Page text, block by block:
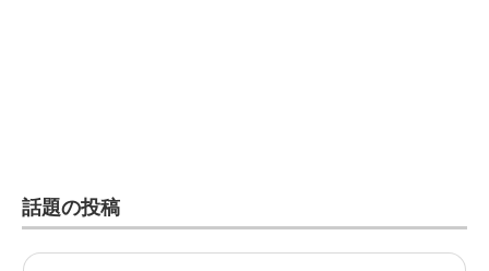
話題の投稿